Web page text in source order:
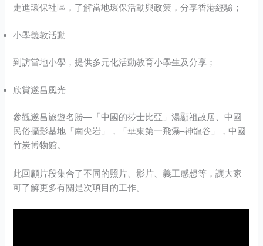
走進環保社區，了解當地環保活動與政策，分享香港經驗；
小學義教活動
到訪當地小學，提供多元化活動教育小學生及分享；
欣賞遂昌風光
參觀遂昌旅遊名勝—「中國的莎士比亞」湯顯祖故居、中國
民俗攝影基地「南尖岩」，「華東第一飛瀑–神龍谷」，中國
竹炭博物館。
此回顧片段集合了不同的照片、影片、義工感想等，讓大家
可了解更多有關是次項目的工作。